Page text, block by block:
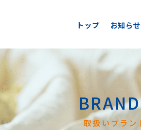
トップ お知らせ
取扱いブラン